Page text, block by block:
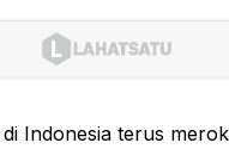
Indonesia terus